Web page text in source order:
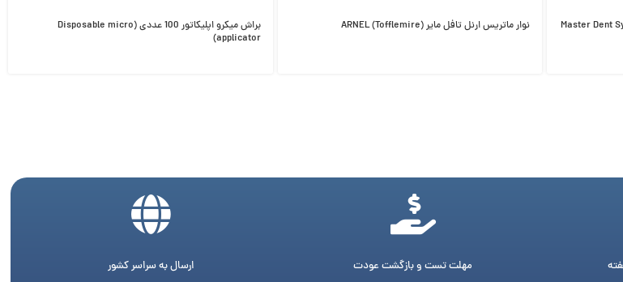
نوار ماتریس ارنل تافل مایر (Tofflemire) ARNEL
براش میکرو اپلیکاتور 100 عددی (Disposable micro
applicator)
مهلت تست و بازگشت عودت ارسال به سراسر کشور